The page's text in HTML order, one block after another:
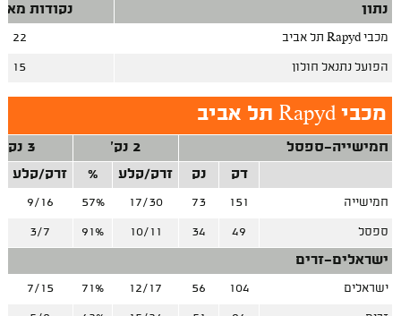
נתון נקודות
מכבי Rapyd תל אביב 22
הפועל נתנאל חולון 15
מכבי Rapyd תל אביב
חמישייה-ספסל 2 נק'
3 נק'
דק
נק זרק/קלע % זרק/קלע
חמישייה 151
73
17/30
57%
9/16
ספסל 49
34
10/11
91%
3/7
ישראלים-זרים
ישראלים 104
56
12/17
71%
7/15